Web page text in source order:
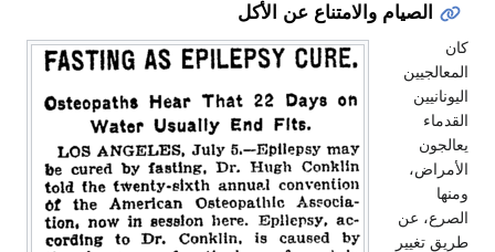
الصيام والامتناع عن الأكل
كان
المعالجيين
اليونانيين
القدماء
يعالجون
الأمراض،
ومنها
الصرع، عن
طريق تغيير